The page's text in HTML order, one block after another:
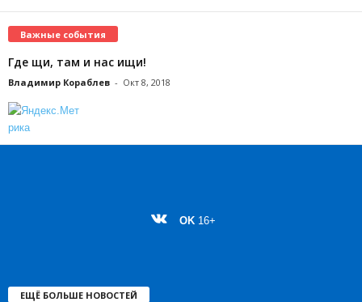
Важные события
Где щи, там и нас ищи!
Владимир Кораблев - Окт 8, 2018
OK 16+
ЕЩЁ БОЛЬШЕ НОВОСТЕЙ